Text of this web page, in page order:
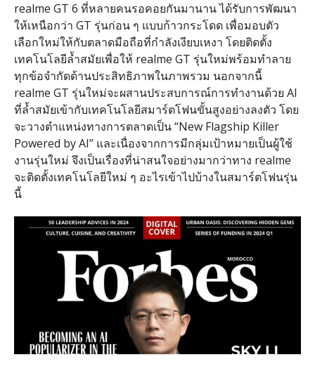
realme GT 6 ที่หลายคนรอคอยกันมานาน ได้รับการพัฒนา
ให้เหนือกว่า GT รุ่นก่อน ๆ แบบก้าวกระโดด เพื่อมอบตัว
เลือกใหม่ให้กับตลาดมือถือที่กำลังเงียบเหงา โดยติดตั้ง
เทคโนโลยีล้ำสมัยเพื่อให้ realme GT รุ่นใหม่พร้อมทำลาย
ทุกข้อจำกัดด้านประสิทธิภาพในภาพรวม นอกจากนี้
realme GT รุ่นใหม่จะผสานประสบการณ์การทำงานด้วย AI
ที่ล้ำสมัยเข้ากับเทคโนโลยีสมาร์ตโฟนขั้นสูงอย่างลงตัว โดย
จะวางตำแหน่งทางการตลาดเป็น “New Flagship Killer
Powered by AI” และเนื่องจากการมีกลุ่มเป้าหมายเป็นผู้ใช้
งานรุ่นใหม่ จึงเป็นเรื่องที่น่าสนใจอย่างมากว่าทาง realme
จะติดตั้งเทคโนโลยีใหม่ ๆ อะไรเข้าไปบ้างในสมาร์ตโฟนรุ่น
นี้